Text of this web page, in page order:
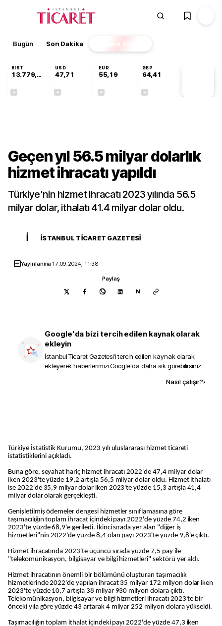
Bugün Son Dakika Finans EKSTRA
BIST
13.779,39
USD
47,71
EUR
55,19
GBP
64,41
Geçen yıl 56.5 milyar dolarlık
hizmet ihracatı yapıldı
Türkiye'nin hizmet ihracatı 2023 yılında 56.5
milyar dolar, ithalatı 41.4 milyar dolar oldu.
İ İSTANBUL TICARET GAZETESI
Yayınlanma 17.09.2024, 11:38
Paylaş
N
Google'da bizi tercih edilen kaynak olarak
ekleyin
İstanbul Ticaret Gazetesi'i tercih edilen kaynak olarak
ekleyerek haberlerimizi Google'da daha sık görebilirsiniz.
Nasıl çalışır?›
Türkiye İstatistik Kurumu, 2023 yılı uluslararası hizmet ticareti
istatistiklerini açıkladı.
Buna göre, seyahat hariç hizmet ihracatı 2022'de 47,4 milyar dolar
iken 2023'te yüzde 19,2 artışla 56,5 milyar dolar oldu. Hizmet ithalatı
ise 2022'de 35,9 milyar dolar iken 2023'te yüzde 15,3 artışla 41,4
milyar dolar olarak gerçekleşti.
Genişletilmiş ödemeler dengesi hizmetler sınıflamasına göre
taşımacılığın toplam ihracat içindeki payı 2022'de yüzde 74,2 iken
2023'te yüzde 68,9'e geriledi. İkinci sırada yer alan "diğer iş
hizmetleri"nin 2022'de yüzde 8,4 olan payı 2023'te yüzde 9,8'e çıktı.
Hizmet ihracatında 2023'te üçüncü sırada yüzde 7,5 pay ile
"telekomünikasyon, bilgisayar ve bilgi hizmetleri" sektörü yer aldı.
Hizmet ihracatının önemli bir bölümünü oluşturan taşımacılık
hizmetlerinde 2022'de yapılan ihracat 35 milyar 172 milyon dolar iken
2023'te yüzde 10,7 artışla 38 milyar 930 milyon dolara çıktı.
Telekomünikasyon, bilgisayar ve bilgi hizmetleri ihracatı 2023'te bir
önceki yıla göre yüzde 43 artarak 4 milyar 252 milyon dolara yükseldi.
Taşımacılığın toplam ithalat içindeki payı 2022'de yüzde 47,3 iken